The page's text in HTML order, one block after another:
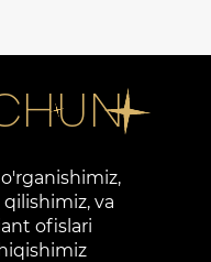
va
ofislari